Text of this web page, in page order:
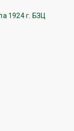
1924 г. БЗЦ